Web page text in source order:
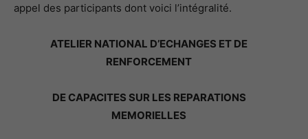
appel des participants dont voici l’intégralité.
ATELIER NATIONAL D’ECHANGES ET DE
RENFORCEMENT
DE CAPACITES SUR LES REPARATIONS
MEMORIELLES